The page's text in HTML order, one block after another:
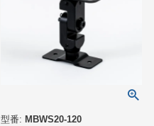
型番: MBWS20-120